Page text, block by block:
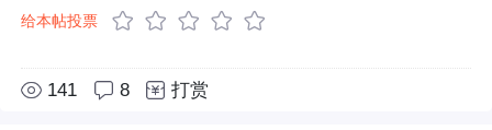
给本帖投票
141 8 打赏